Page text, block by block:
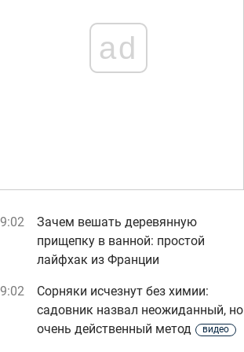
ad
Зачем вешать деревянную
прищепку в ванной: простой
лайфхак из Франции
Сорняки исчезнут без химии:
садовник назвал неожиданный, но
очень действенный метод
видео